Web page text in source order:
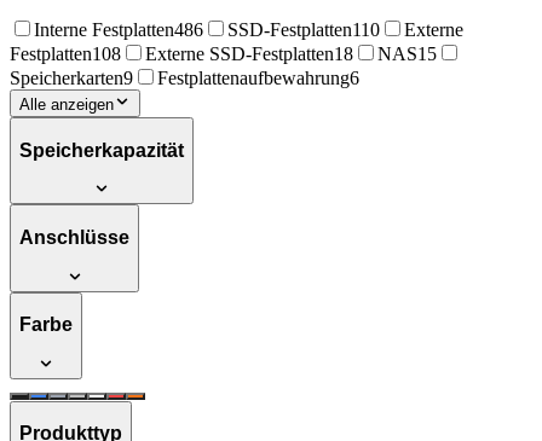
Interne Festplatten486 SSD-Festplatten110
Externe
Festplatten108 Externe SSD-Festplatten18 NAS15
Speicherkarten9 Festplattenaufbewahrung6
Alle anzeigen
Speicherkapazität
Anschlüsse
Farbe
Produkttyp